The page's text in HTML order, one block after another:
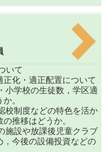
いて
正化・適正配置について
学校の生徒数，学区適
。
制度などの特色を活か
推移はどうか。
設や放課後児童クラブ
，今後の設備投資などの